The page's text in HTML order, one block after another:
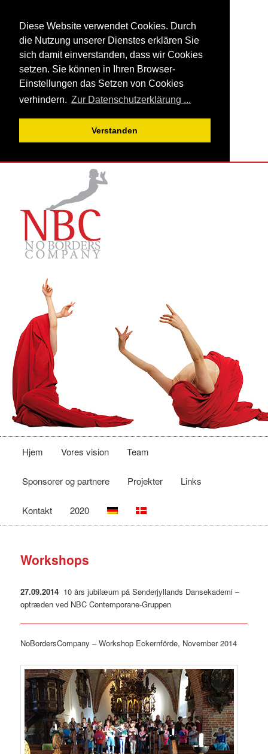
Diese Website verwendet Cookies. Durch
die Nutzung unserer Dienstes erklären Sie
sich damit einverstanden, dass wir Cookies
setzen. Sie können in Ihren Browser-
Einstellungen das Setzen von Cookies
verhindern. Zur Datenschutzerklärung ...
Verstanden
Fortsæt
indhold
Hjem Vores vision Team
Sponsorer og partnere Projekter Links
Kontakt 2020
Workshops
27.09.2014 ­ 10 års jubilæum på Sønderjyllands Dansekademi –
optræden ved NBC Contemporane-Gruppen
NoBordersCompany – Workshop Eckernförde, November 2014